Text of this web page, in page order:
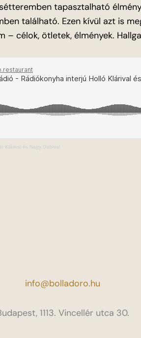
tapasztalható
található. Ezen kívül azt is
– célok, ötletek, élmények.
Klárival és Nagy Gabival
info@bolladoro.hu
1113. Vincellér utca 30.